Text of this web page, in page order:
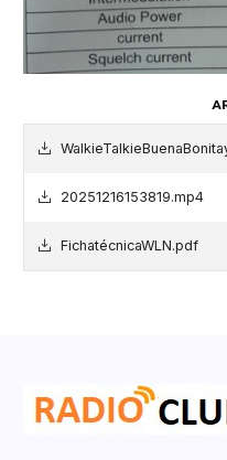
20251216153819.mp4
FichatécnicaWLN.pdf